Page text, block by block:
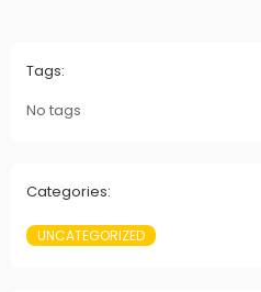
Tags:
No tags
Categories:
UNCATEGORIZED